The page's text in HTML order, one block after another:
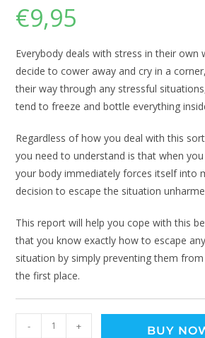
€9,95
Everybody deals with stress in their own
decide to cower away and cry in a
their way through any stressful
tend to freeze and bottle everything
Regardless of how you deal with this
you need to understand is that when
your body immediately forces itself into
decision to escape the situation
This report will help you cope with this
that you know exactly how to escape
situation by simply preventing them
the first place.
- + BUY